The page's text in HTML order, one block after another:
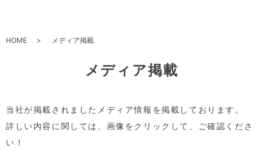
HOME メディア掲載
メディア掲載
当社が掲載されましたメディア情報を掲載しております。
詳しい内容に関しては、画像をクリックして、ご確認くださ
い！